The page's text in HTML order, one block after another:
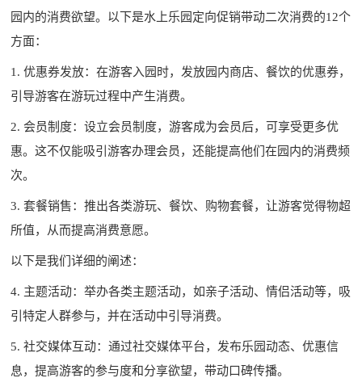
园内的消费欲望。以下是水上乐园定向促销带动二次消费的12个
方面：
1. 优惠券发放：在游客入园时，发放园内商店、餐饮的优惠券，
引导游客在游玩过程中产生消费。
2. 会员制度：设立会员制度，游客成为会员后，可享受更多优
惠。这不仅能吸引游客办理会员，还能提高他们在园内的消费频
次。
3. 套餐销售：推出各类游玩、餐饮、购物套餐，让游客觉得物超
所值，从而提高消费意愿。
以下是我们详细的阐述：
4. 主题活动：举办各类主题活动，如亲子活动、情侣活动等，吸
引特定人群参与，并在活动中引导消费。
5. 社交媒体互动：通过社交媒体平台，发布乐园动态、优惠信
息，提高游客的参与度和分享欲望，带动口碑传播。